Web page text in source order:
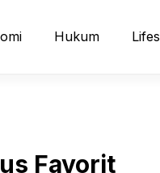
Hukum
Favorit